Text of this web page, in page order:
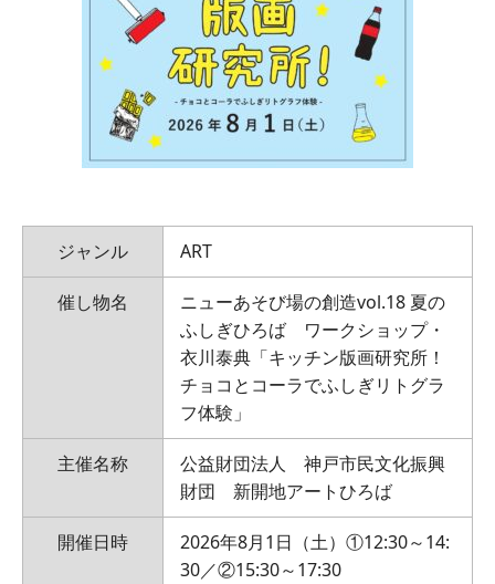
ジャンル ART
催し物名
ニューあそび場の創造vol.18 夏の
ふしぎひろば ワークショップ・
衣川泰典「キッチン版画研究所！
チョコとコーラでふしぎリトグラ
フ体験」
主催名称
公益財団法人 神戸市民文化振興
財団 新開地アートひろば
開催日時
2026年8月1日（土）①12:30～14:
30／②15:30～17:30